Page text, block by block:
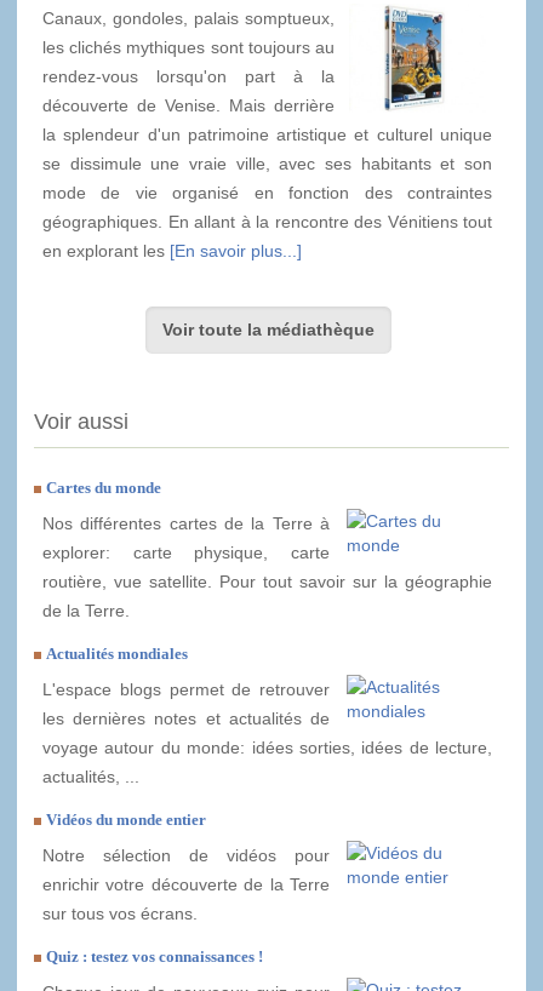
Canaux, gondoles, palais somptueux,
les clichés mythiques sont toujours au
rendez-vous lorsqu'on part à la
découverte de Venise. Mais derrière
la splendeur d'un patrimoine artistique et culturel unique
se dissimule une vraie ville, avec ses habitants et son
mode de vie organisé en fonction des contraintes
géographiques. En allant à la rencontre des Vénitiens tout
en explorant les [En savoir plus...]
Voir toute la médiathèque
Voir aussi
Cartes du monde
Nos différentes cartes de la Terre à
explorer: carte physique, carte
routière, vue satellite. Pour tout savoir sur la géographie
de la Terre.
Actualités mondiales
L'espace blogs permet de retrouver
les dernières notes et actualités de
voyage autour du monde: idées sorties, idées de lecture,
actualités, ...
Vidéos du monde entier
Notre sélection de vidéos pour
enrichir votre découverte de la Terre
sur tous vos écrans.
Quiz : testez vos connaissances !